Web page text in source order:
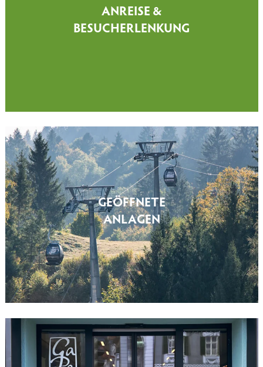
ANREISE &
BESUCHERLENKUNG
GEÖFFNETE
ANLAGEN